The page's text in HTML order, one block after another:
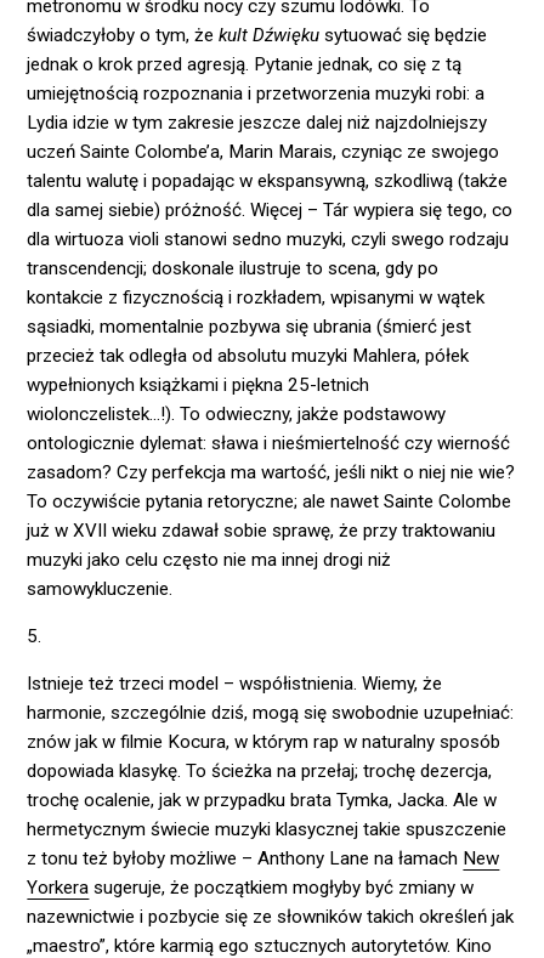
metronomu w środku nocy czy szumu lodówki. To
świadczyłoby o tym, żekult Dźwięku sytuować się będzie
jednak o krok przed agresją. Pytanie jednak, co się z tą
umiejętnością rozpoznania i przetworzenia muzyki robi: a
Lydia idzie w tym zakresie jeszcze dalej niż najzdolniejszy
uczeń Sainte Colombe’a, Marin Marais, czyniąc ze swojego
talentu walutę i popadając w ekspansywną, szkodliwą (także
dla samej siebie) próżność. Więcej – Tár wypiera się tego, co
dla wirtuoza violi stanowi sedno muzyki, czyli swego rodzaju
transcendencji; doskonale ilustruje to scena, gdy po
kontakcie z fizycznością i rozkładem, wpisanymi w wątek
sąsiadki, momentalnie pozbywa się ubrania (śmierć jest
przecież tak odległa od absolutu muzyki Mahlera, półek
wypełnionych książkami i piękna 25-letnich
wiolonczelistek…!). To odwieczny, jakże podstawowy
ontologicznie dylemat: sława i nieśmiertelność czy wierność
zasadom? Czy perfekcja ma wartość, jeśli nikt o niej nie wie?
To oczywiście pytania retoryczne; ale nawet Sainte Colombe
już w XVII wieku zdawał sobie sprawę, że przy traktowaniu
muzyki jako celu często nie ma innej drogi niż
samowykluczenie.
5.
Istnieje też trzeci model – współistnienia. Wiemy, że
harmonie, szczególnie dziś, mogą się swobodnie uzupełniać:
znów jak w filmie Kocura, w którym rap w naturalny sposób
dopowiada klasykę. To ścieżka na przełaj; trochę dezercja,
trochę ocalenie, jak w przypadku brata Tymka, Jacka. Ale w
hermetycznym świecie muzyki klasycznej takie spuszczenie
z tonu też byłoby możliwe – Anthony Lane na łamach New
Yorkera sugeruje, że początkiem mogłyby być zmiany w
nazewnictwie i pozbycie się ze słowników takich określeń jak
„maestro”, które karmią ego sztucznych autorytetów. Kino